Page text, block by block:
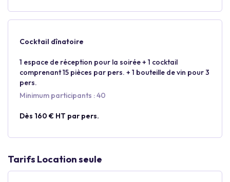
Cocktail dînatoire
1 espace de réception pour la soirée + 1 cocktail
comprenant 15 pièces par pers. + 1 bouteille de vin pour 3
pers.
Minimum participants : 40
Dès 160 € HT par pers.
Tarifs Location seule